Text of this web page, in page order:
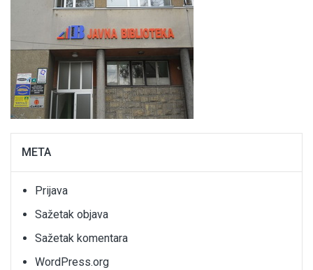
META
Prijava
Sažetak objava
Sažetak komentara
WordPress.org